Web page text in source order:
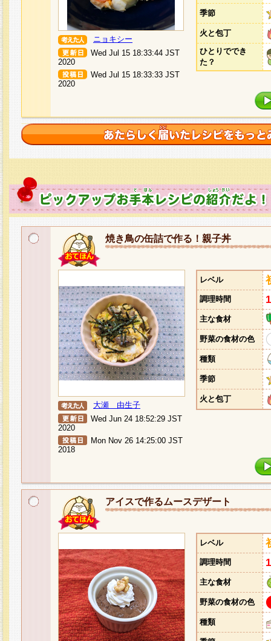
ニョキシー
Wed Jul 15 18:33:44 JST
2020
Wed Jul 15 18:33:33 JST
2020
季節
火と包丁
ひとりででき
た？
焼き鳥の缶詰で作る！親子丼
大瀬 由生子
Wed Jun 24 18:52:29 JST
2020
Mon Nov 26 14:25:00 JST
2018
レベル
調理時間
主な食材
野菜の食材の色
種類
季節
火と包丁
アイスで作るムースデザート
レベル
調理時間
主な食材
野菜の食材の色
種類